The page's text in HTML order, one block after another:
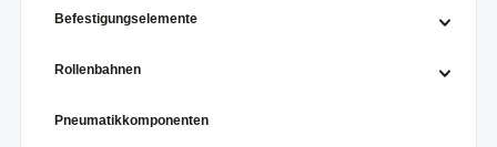
Befestigungselemente
Rollenbahnen
Pneumatikkomponenten